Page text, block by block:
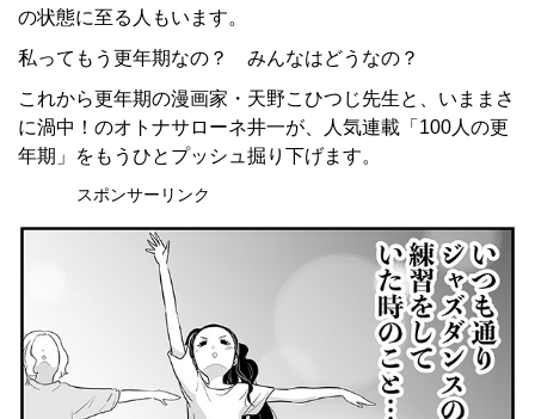
の状態に至る人もいます。
私ってもう更年期なの？ みんなはどうなの？
これから更年期の漫画家・天野こひつじ先生と、いままさ
に渦中！のオトナサローネ井一が、人気連載「100人の更
年期」をもうひとプッシュ掘り下げます。
スポンサーリンク